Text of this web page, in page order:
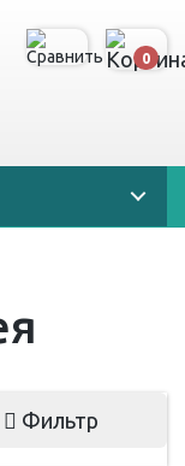
0
Фильтр